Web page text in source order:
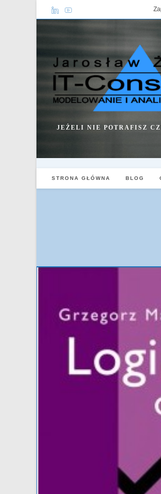
JEŻELI NIE POTRAFISZ
STRONA GŁÓWNA BLOG